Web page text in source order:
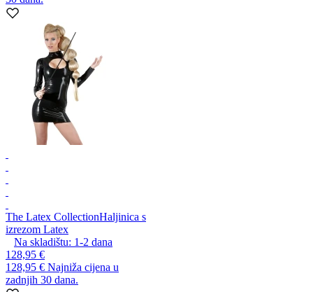
The Latex CollectionHaljinica s
izrezom Latex
Na skladištu: 1-2 dana
128,95 €
128,95 € Najniža cijena u
zadnjih 30 dana.